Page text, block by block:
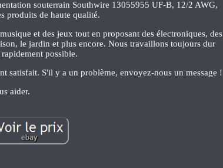
souterrain Southwire 13055955 UF-B, 12/2 AWG,
produits de haute qualité.
et des jeux tout en proposant des électroniques, des
le jardin et plus encore. Nous travaillons toujours dur
possible.
satisfait. S'il y a un problème, envoyez-nous un message !
aider.